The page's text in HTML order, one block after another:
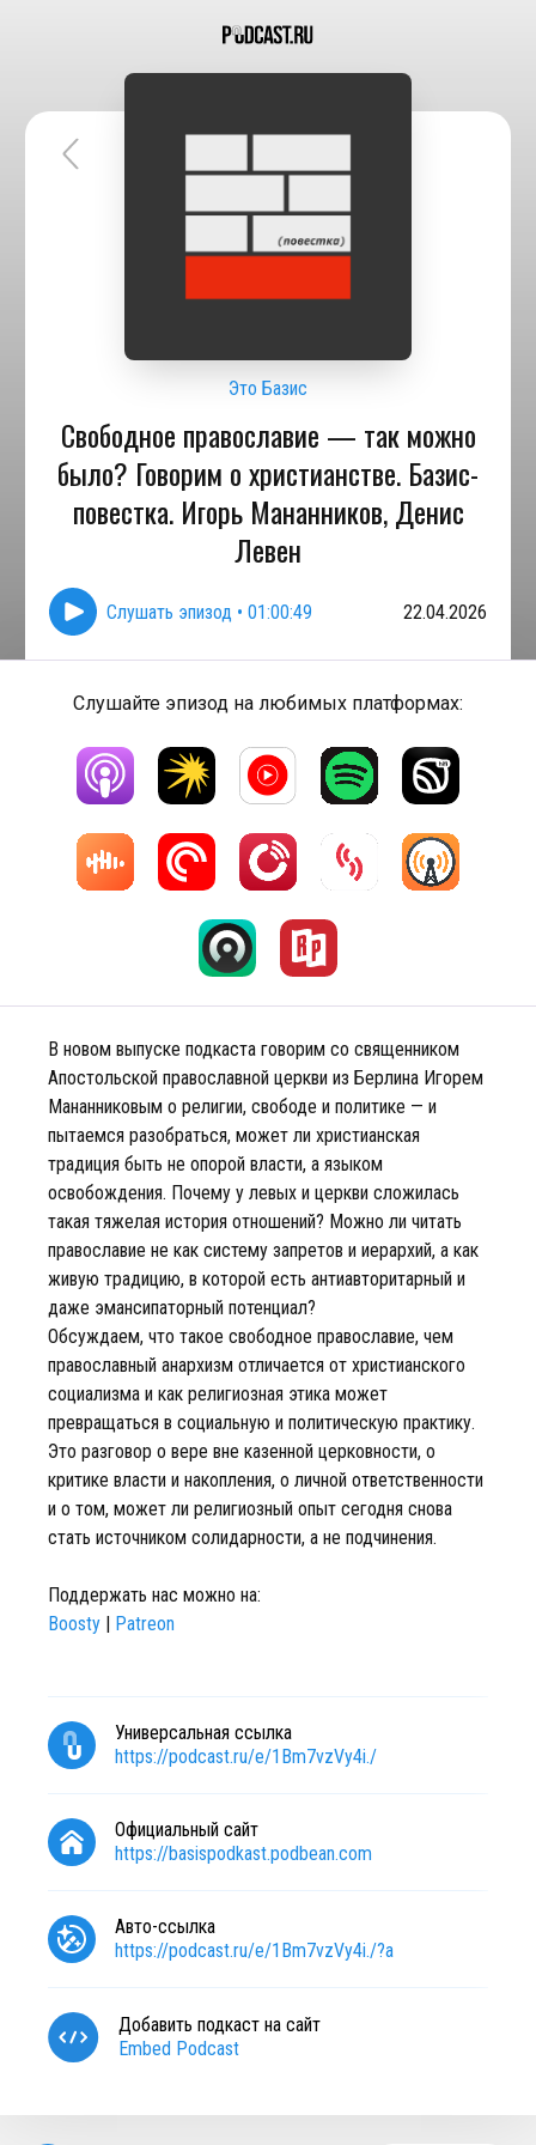
Это Базис
Свободное православие — так можно
было? Говорим о христианстве. Базис-
повестка. Игорь Мананников, Денис
Левен
Слушать эпизод • 01:00:49 22.04.2026
Слушайте эпизод на любимых платформах:
В новом выпуске подкаста говорим со священником
Апостольской православной церкви из Берлина Игорем
Мананниковым о религии, свободе и политике — и
пытаемся разобраться, может ли христианская
традиция быть не опорой власти, а языком
освобождения. Почему у левых и церкви сложилась
такая тяжелая история отношений? Можно ли читать
православие не как систему запретов и иерархий, а как
живую традицию, в которой есть антиавторитарный и
даже эмансипаторный потенциал?
Обсуждаем, что такое свободное православие, чем
православный анархизм отличается от христианского
социализма и как религиозная этика может
превращаться в социальную и политическую практику.
Это разговор о вере вне казенной церковности, о
критике власти и накопления, о личной ответственности
и о том, может ли религиозный опыт сегодня снова
стать источником солидарности, а не подчинения.
Поддержать нас можно на:
Boosty | Patreon
Универсальная ссылка
https://podcast.ru/e/1Bm7vzVy4i./
Официальный сайт
https://basispodkast.podbean.com
Авто-ссылка
https://podcast.ru/e/1Bm7vzVy4i./?a
Добавить подкаст на сайт
Embed Podcast